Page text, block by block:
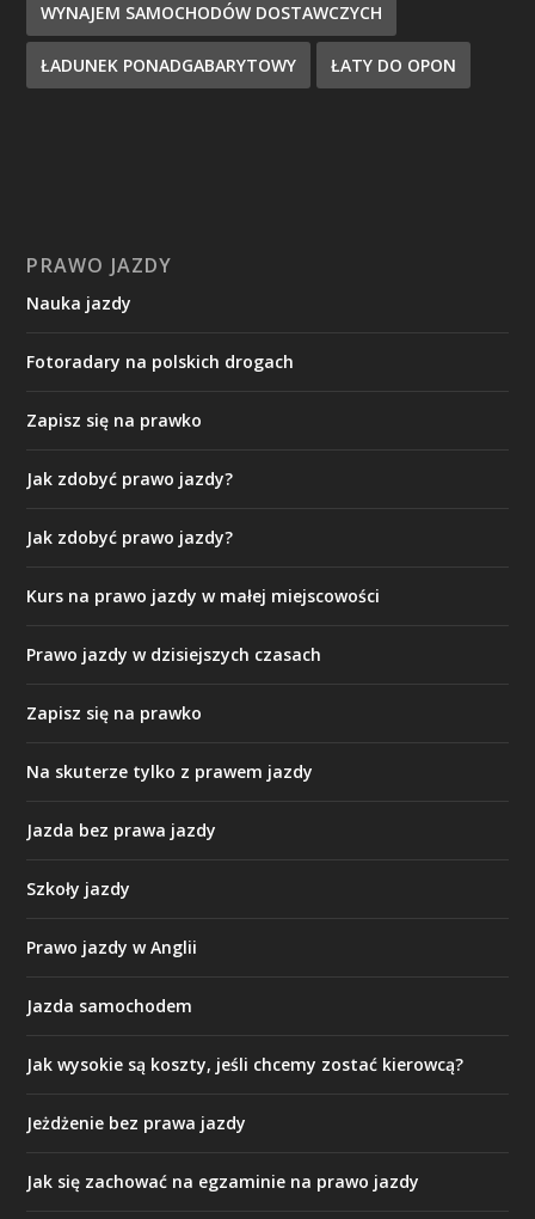
WYNAJEM SAMOCHODÓW DOSTAWCZYCH
ŁADUNEK PONADGABARYTOWY ŁATY DO OPON
PRAWO JAZDY
Nauka jazdy
Fotoradary na polskich drogach
Zapisz się na prawko
Jak zdobyć prawo jazdy?
Jak zdobyć prawo jazdy?
Kurs na prawo jazdy w małej miejscowości
Prawo jazdy w dzisiejszych czasach
Zapisz się na prawko
Na skuterze tylko z prawem jazdy
Jazda bez prawa jazdy
Szkoły jazdy
Prawo jazdy w Anglii
Jazda samochodem
Jak wysokie są koszty, jeśli chcemy zostać kierowcą?
Jeżdżenie bez prawa jazdy
Jak się zachować na egzaminie na prawo jazdy